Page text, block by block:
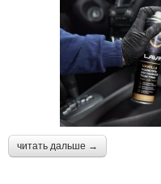
читать дальше →